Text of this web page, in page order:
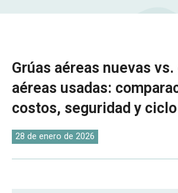
Grúas aéreas nuevas
aéreas usadas:
costos, seguridad y
28 de enero de 2026
Kiswahili
Dansk
Norsk
O‘zbekcha